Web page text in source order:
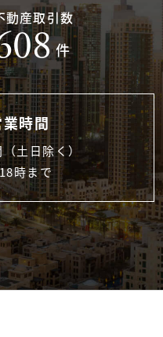
動産取引数
件
時間
土日除く）
時まで